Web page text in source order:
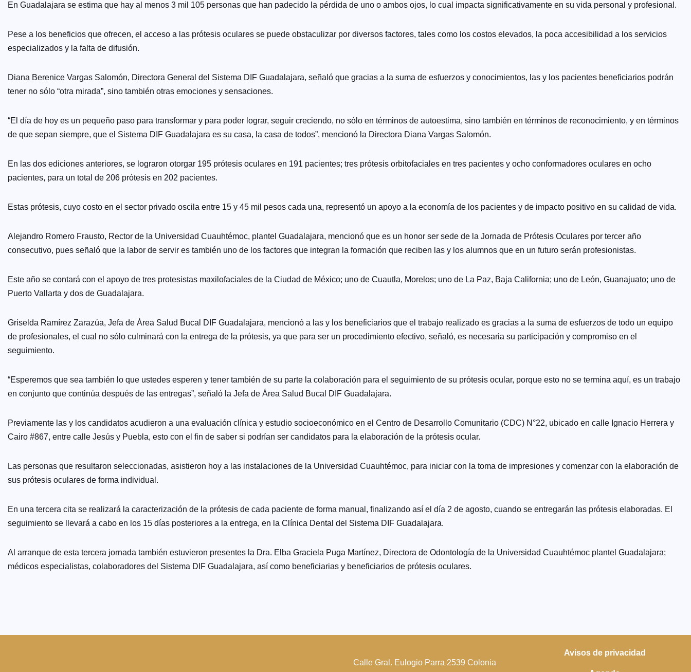
En Guadalajara se estima que hay al menos 3 mil 105 personas que han padecido la pérdida de uno o ambos ojos, lo cual impacta significativamente en su vida personal y profesional.
Pese a los beneficios que ofrecen, el acceso a las prótesis oculares se puede obstaculizar por diversos factores, tales como los costos elevados, la poca accesibilidad a los servicios
especializados y la falta de difusión.
Diana Berenice Vargas Salomón, Directora General del Sistema DIF Guadalajara, señaló que gracias a la suma de esfuerzos y conocimientos, las y los pacientes beneficiarios podrán
tener no sólo “otra mirada”, sino también otras emociones y sensaciones.
“El día de hoy es un pequeño paso para transformar y para poder lograr, seguir creciendo, no sólo en términos de autoestima, sino también en términos de reconocimiento, y en términos
de que sepan siempre, que el Sistema DIF Guadalajara es su casa, la casa de todos”, mencionó la Directora Diana Vargas Salomón.
En las dos ediciones anteriores, se lograron otorgar 195 prótesis oculares en 191 pacientes; tres prótesis orbitofaciales en tres pacientes y ocho conformadores oculares en ocho
pacientes, para un total de 206 prótesis en 202 pacientes.
Estas prótesis, cuyo costo en el sector privado oscila entre 15 y 45 mil pesos cada una, representó un apoyo a la economía de los pacientes y de impacto positivo en su calidad de vida.
Alejandro Romero Frausto, Rector de la Universidad Cuauhtémoc, plantel Guadalajara, mencionó que es un honor ser sede de la Jornada de Prótesis Oculares por tercer año
consecutivo, pues señaló que la labor de servir es también uno de los factores que integran la formación que reciben las y los alumnos que en un futuro serán profesionistas.
Este año se contará con el apoyo de tres protesistas maxilofaciales de la Ciudad de México; uno de Cuautla, Morelos; uno de La Paz, Baja California; uno de León, Guanajuato; uno de
Puerto Vallarta y dos de Guadalajara.
Griselda Ramírez Zarazúa, Jefa de Área Salud Bucal DIF Guadalajara, mencionó a las y los beneficiarios que el trabajo realizado es gracias a la suma de esfuerzos de todo un equipo
de profesionales, el cual no sólo culminará con la entrega de la prótesis, ya que para ser un procedimiento efectivo, señaló, es necesaria su participación y compromiso en el
seguimiento.
“Esperemos que sea también lo que ustedes esperen y tener también de su parte la colaboración para el seguimiento de su prótesis ocular, porque esto no se termina aquí, es un trabajo
en conjunto que continúa después de las entregas”, señaló la Jefa de Área Salud Bucal DIF Guadalajara.
Previamente las y los candidatos acudieron a una evaluación clínica y estudio socioeconómico en el Centro de Desarrollo Comunitario (CDC) N°22, ubicado en calle Ignacio Herrera y
Cairo #867, entre calle Jesús y Puebla, esto con el fin de saber si podrían ser candidatos para la elaboración de la prótesis ocular.
Las personas que resultaron seleccionadas, asistieron hoy a las instalaciones de la Universidad Cuauhtémoc, para iniciar con la toma de impresiones y comenzar con la elaboración de
sus prótesis oculares de forma individual.
En una tercera cita se realizará la caracterización de la prótesis de cada paciente de forma manual, finalizando así el día 2 de agosto, cuando se entregarán las prótesis elaboradas. El
seguimiento se llevará a cabo en los 15 días posteriores a la entrega, en la Clínica Dental del Sistema DIF Guadalajara.
Al arranque de esta tercera jornada también estuvieron presentes la Dra. Elba Graciela Puga Martínez, Directora de Odontología de la Universidad Cuauhtémoc plantel Guadalajara;
médicos especialistas, colaboradores del Sistema DIF Guadalajara, así como beneficiarias y beneficiarios de prótesis oculares.
Calle Gral. Eulogio Parra 2539 Colonia
Avisos de privacidad